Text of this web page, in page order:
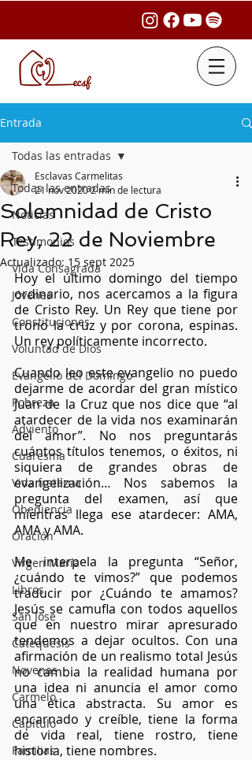
Entrada
Todas las entradas
Noticias
Testimonios
Vida Consagrada
Jóvenes
Constituciones
Voluntad de Dios
Evangelio del Domingo
Pobreza
Adviento
Cuaresma
Vida fraterna
Obediencia
Oración
Virgen María
Libros
San José
Catequesis
Novenas
Carmelo
Capítulo
Familias
Todas las entradas
Solemnidad de Cristo
Rey, 22 de Noviembre
Esclavas Carmelitas
21 nov 20202 min de lectura
Actualizado: 15 sept 2025
Hoy el último domingo del tiempo
ordinario, nos acercamos a la figura
de Cristo Rey. Un Rey que tiene por
trono la cruz y por corona, espinas.
Un rey políticamente incorrecto.
Cuando leo este evangelio no puedo
dejarme de acordar del gran místico
Juan de la Cruz que nos dice que “al
atardecer de la vida nos examinarán
del amor”. No nos preguntarás
cuántos títulos tenemos, o éxitos, ni
siquiera de grandes obras de
evangelización… Nos sabemos la
pregunta del examen, así que
mientras llega ese atardecer: AMA,
AMA y AMA.
Me interpela la pregunta “Señor,
¿cuándo te vimos?” que podemos
traducir por ¿Cuándo te amamos?
Jesús se camufla con todos aquellos
que en nuestro mirar apresurado
tendemos a dejar ocultos. Con una
afirmación de un realismo total Jesús
no cambia la realidad humana por
una idea ni anuncia el amor como
una ética abstracta. Su amor es
encarnado y creíble, tiene la forma
de vida real, tiene rostro, tiene
historia, tiene nombres.